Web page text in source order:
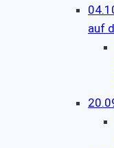
auf